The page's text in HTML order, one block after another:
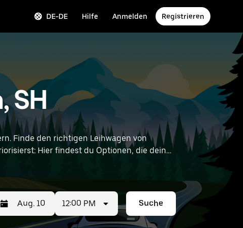
DE-DE Hilfe Anmelden Registrieren
SH
Finde den richtigen Leihwagen von
Hier findest du Optionen, die deinen
12:00 PM Suche